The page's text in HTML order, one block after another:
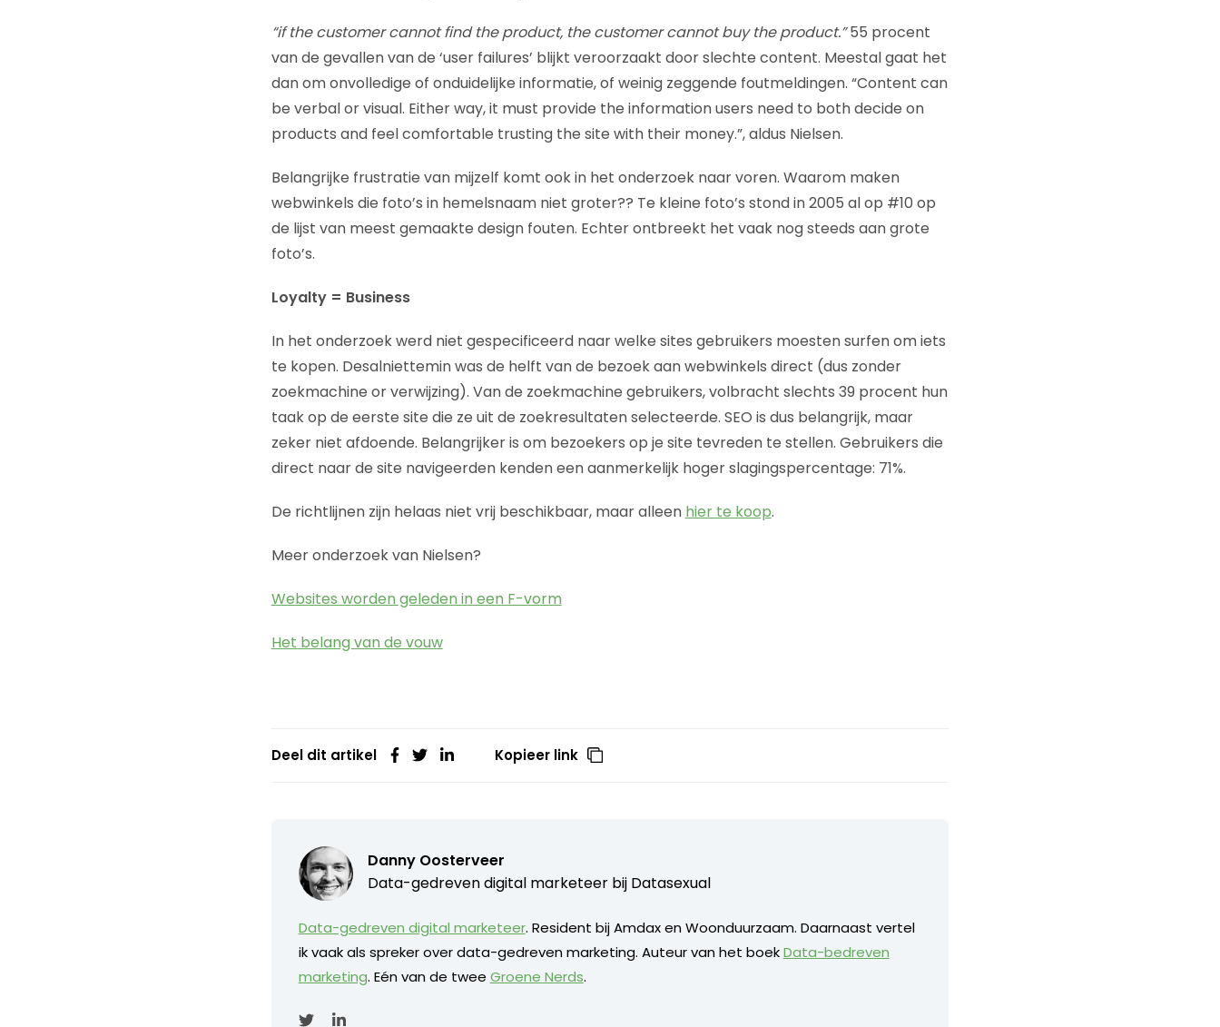
“if the customer cannot find the product, the customer cannot buy the product.”55 procent
van de gevallen van de ‘user failures’ blijkt veroorzaakt door slechte content. Meestal gaat het
dan om onvolledige of onduidelijke informatie, of weinig zeggende foutmeldingen. “Content can
be verbal or visual. Either way, it must provide the information users need to both decide on
products and feel comfortable trusting the site with their money.”, aldus Nielsen.
Belangrijke frustratie van mijzelf komt ook in het onderzoek naar voren. Waarom maken
webwinkels die foto’s in hemelsnaam niet groter?? Te kleine foto’s stond in 2005 al op #10 op
de lijst van meest gemaakte design fouten. Echter ontbreekt het vaak nog steeds aan grote
foto’s.
Loyalty = Business
In het onderzoek werd niet gespecificeerd naar welke sites gebruikers moesten surfen om iets
te kopen. Desalniettemin was de helft van de bezoek aan webwinkels direct (dus zonder
zoekmachine or verwijzing). Van de zoekmachine gebruikers, volbracht slechts 39 procent hun
taak op de eerste site die ze uit de zoekresultaten selecteerde. SEO is dus belangrijk, maar
zeker niet afdoende. Belangrijker is om bezoekers op je site tevreden te stellen. Gebruikers die
direct naar de site navigeerden kenden een aanmerkelijk hoger slagingspercentage: 71%.
De richtlijnen zijn helaas niet vrij beschikbaar, maar alleen hier te koop.
Meer onderzoek van Nielsen?
Websites worden geleden in een F-vorm
Het belang van de vouw
Deel dit artikel Kopieer link
Danny Oosterveer
Data-gedreven digital marketeer bij Datasexual
Data-gedreven digital marketeer. Resident bij Amdax en Woonduurzaam. Daarnaast vertel
ik vaak als spreker over data-gedreven marketing. Auteur van het boekData-bedreven
marketing. Eén van de twee Groene Nerds.